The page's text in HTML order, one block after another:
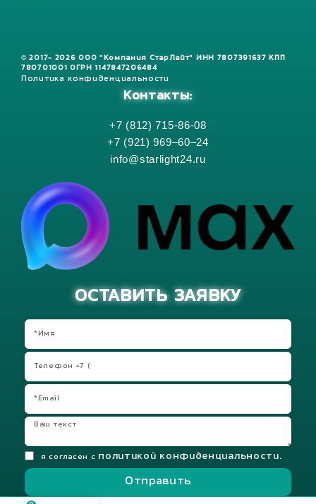
© 2017- 2026 ООО "Компания СтарЛайт" ИНН 7807391637 КПП
780701001 ОГРН 1147847206484
Политика конфиденциальности
Контакты:
+7 (812) 715-86-08
+7 (921) 969–60–24
info@starlight24.ru
ОСТАВИТЬ ЗАЯВКУ
я согласен с политикой конфиденциальности.
Отправить